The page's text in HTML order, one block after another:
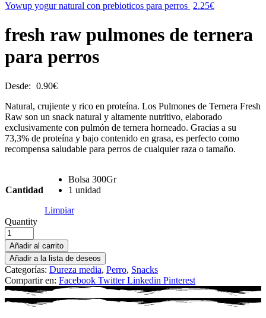
Yowup yogur natural con prebioticos para perros 2.25€
fresh raw pulmones de ternera
para perros
Desde: 0.90€
Natural, crujiente y rico en proteína. Los Pulmones de Ternera Fresh
Raw son un snack natural y altamente nutritivo, elaborado
exclusivamente con pulmón de ternera horneado. Gracias a su
73,3% de proteína y bajo contenido en grasa, es perfecto como
recompensa saludable para perros de cualquier raza o tamaño.
Cantidad
Bolsa 300Gr
1 unidad
Limpiar
Quantity
Añadir al carrito
Añadir a la lista de deseos
Categorías: Dureza media, Perro, Snacks
Compartir en: Facebook Twitter Linkedin Pinterest